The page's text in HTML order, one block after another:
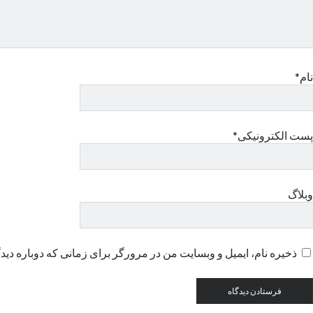
نام*
پست الکترونیکی*
وبلاگ
ذخیره نام، ایمیل و وبسایت من در مرورگر برای زمانی که دوباره